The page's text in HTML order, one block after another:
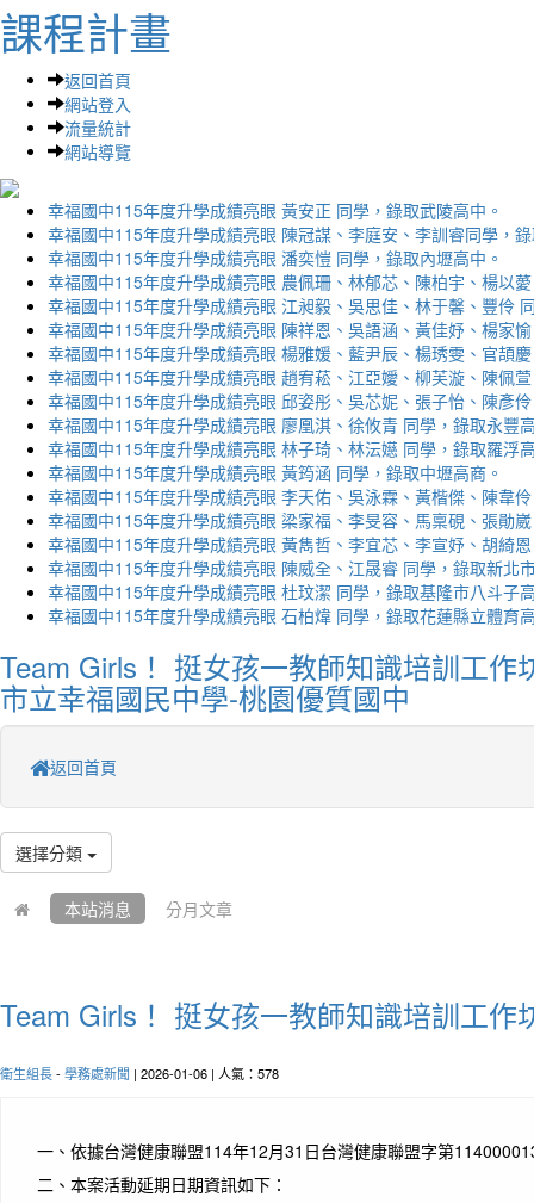
課程計畫
返回首頁
網站登入
流量統計
網站導覽
幸福國中115年度升學成績亮眼 黃安正 同學，錄取武陵高中。
幸福國中115年度升學成績亮眼 陳冠謀、李庭安、李訓睿同學，
幸福國中115年度升學成績亮眼 潘奕愷 同學，錄取內壢高中。
幸福國中115年度升學成績亮眼 農佩珊、林郁芯、陳柏宇、楊以
幸福國中115年度升學成績亮眼 江昶毅、吳思佳、林于馨、豐伶
幸福國中115年度升學成績亮眼 陳祥恩、吳語涵、黃佳妤、楊家
幸福國中115年度升學成績亮眼 楊雅媛、藍尹辰、楊琇雯、官頡
幸福國中115年度升學成績亮眼 趙宥菘、江亞嬡、柳芙漩、陳佩
幸福國中115年度升學成績亮眼 邱姿彤、吳芯妮、張子怡、陳彥
幸福國中115年度升學成績亮眼 廖凰淇、徐攸青 同學，錄取永豐
幸福國中115年度升學成績亮眼 林子琦、林沄嬨 同學，錄取羅浮
幸福國中115年度升學成績亮眼 黃筠涵 同學，錄取中壢高商。
幸福國中115年度升學成績亮眼 李天佑、吳泳霖、黃楷傑、陳韋
幸福國中115年度升學成績亮眼 梁家福、李旻容、馬稟硯、張勛
幸福國中115年度升學成績亮眼 黃雋哲、李宜芯、李宣妤、胡綺
幸福國中115年度升學成績亮眼 陳威全、江晟睿 同學，錄取新北
幸福國中115年度升學成績亮眼 杜玟潔 同學，錄取基隆市八斗子
幸福國中115年度升學成績亮眼 石柏煒 同學，錄取花蓮縣立體育
Team Girls！ 挺女孩一教師知識培訓工作
市立幸福國民中學-桃園優質國中
返回首頁
選擇分類
本站消息 分月文章
Team Girls！ 挺女孩一教師知識培訓工作
衛生組長- 學務處新聞 | 2026-01-06 | 人氣：578
一、 依據台灣健康聯盟114年12月31日台灣健康聯盟字第
二、 本案活動延期日期資訊如下：